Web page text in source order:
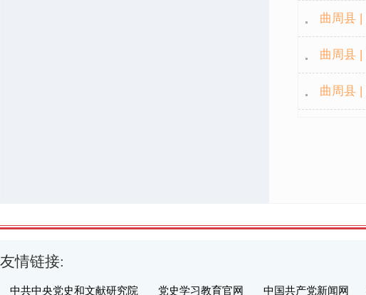
曲周县 |
曲周县 |
曲周县 |
友情链接:
中共中央党史和文献研究院 党史学习教育官网 中国共产党新闻网